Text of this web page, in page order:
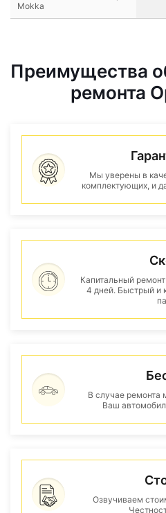
Mokka
Преимущества
ремонта
Мы уверены в
комплектующих, и
Капитальный
4 дней. Быстрый и
В случае ремонта
Ваш
Озвучиваем